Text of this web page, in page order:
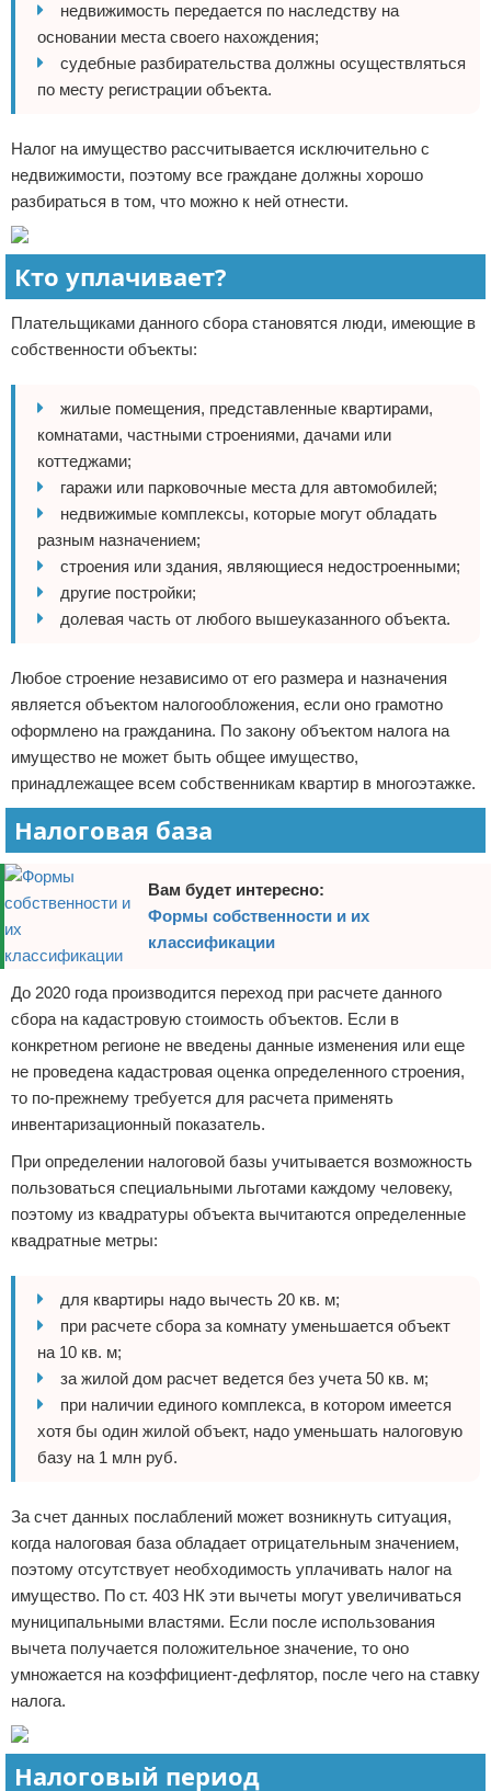
недвижимость передается по наследству на
основании места своего нахождения;
судебные разбирательства должны осуществляться
по месту регистрации объекта.
Налог на имущество рассчитывается исключительно с
недвижимости, поэтому все граждане должны хорошо
разбираться в том, что можно к ней отнести.
Кто уплачивает?
Плательщиками данного сбора становятся люди, имеющие в
собственности объекты:
жилые помещения, представленные квартирами,
комнатами, частными строениями, дачами или
коттеджами;
гаражи или парковочные места для автомобилей;
недвижимые комплексы, которые могут обладать
разным назначением;
строения или здания, являющиеся недостроенными;
другие постройки;
долевая часть от любого вышеуказанного объекта.
Любое строение независимо от его размера и назначения
является объектом налогообложения, если оно грамотно
оформлено на гражданина. По закону объектом налога на
имущество не может быть общее имущество,
принадлежащее всем собственникам квартир в многоэтажке.
Налоговая база
Вам будет интересно:
Формы собственности и их
классификации
До 2020 года производится переход при расчете данного
сбора на кадастровую стоимость объектов. Если в
конкретном регионе не введены данные изменения или еще
не проведена кадастровая оценка определенного строения,
то по-прежнему требуется для расчета применять
инвентаризационный показатель.
При определении налоговой базы учитывается возможность
пользоваться специальными льготами каждому человеку,
поэтому из квадратуры объекта вычитаются определенные
квадратные метры:
для квартиры надо вычесть 20 кв. м;
при расчете сбора за комнату уменьшается объект
на 10 кв. м;
за жилой дом расчет ведется без учета 50 кв. м;
при наличии единого комплекса, в котором имеется
хотя бы один жилой объект, надо уменьшать налоговую
базу на 1 млн руб.
За счет данных послаблений может возникнуть ситуация,
когда налоговая база обладает отрицательным значением,
поэтому отсутствует необходимость уплачивать налог на
имущество. По ст. 403 НК эти вычеты могут увеличиваться
муниципальными властями. Если после использования
вычета получается положительное значение, то оно
умножается на коэффициент-дефлятор, после чего на ставку
налога.
Налоговый период